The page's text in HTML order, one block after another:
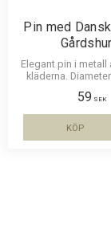
Pin med
Elegant pin i metall
kläderna.
59 SEK
KÖP